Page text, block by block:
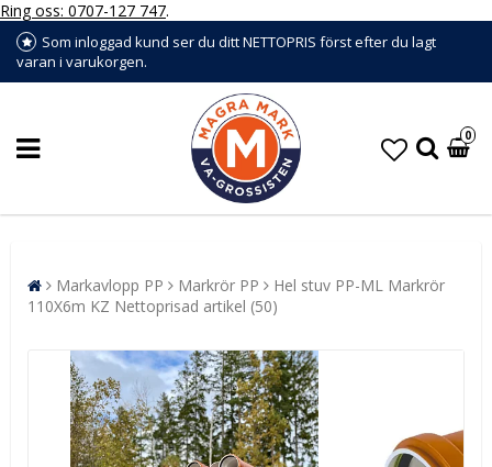
Ring oss: 0707-127 747.
Som inloggad kund ser du ditt NETTOPRIS först efter du lagt
varan i varukorgen.
0
Markavlopp PP Markrör PP
Hel stuv PP-ML Markrör
110X6m KZ Nettoprisad artikel (50)